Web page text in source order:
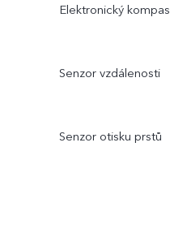
Elektronický kompas
Senzor vzdálenosti
Senzor otisku prstů